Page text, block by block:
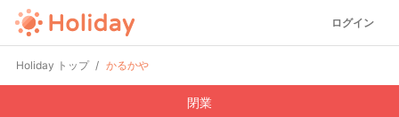
ログイン
Holiday トップ かるかや
閉業